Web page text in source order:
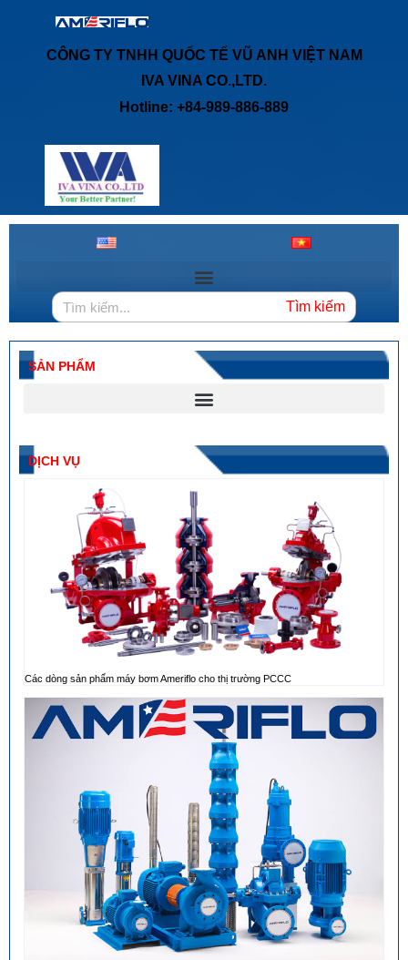
CÔNG TY TNHH QUỐC TẾ VŨ ANH VIỆT NAM
IVA VINA CO.,LTD.
Hotline: +84-989-886-889
Tìm kiếm
SẢN PHẨM
DỊCH VỤ
Các dòng sản phẩm máy bơm Ameriflo cho thị trường PCCC